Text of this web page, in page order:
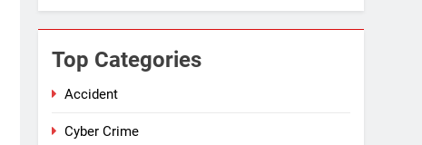
Top Categories
Accident
Cyber Crime